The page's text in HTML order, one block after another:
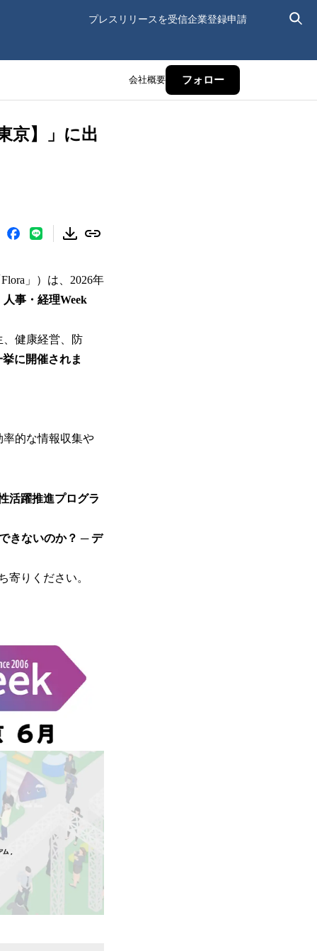
プレスリリースを受信企業登録申請
会社概要 フォロー
京】」に出
」）は、2026年
人事・経理Week
健康経営、防
に開催されま
率的な情報収集や
活躍推進プログラ
きないのか？ ─ デ
りください。